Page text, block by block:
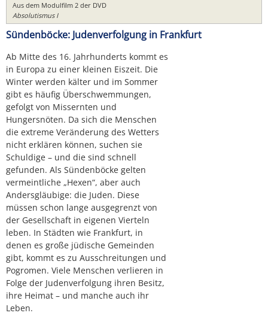
Aus dem Modulfilm 2 der DVD
Absolutismus I
Sündenböcke: Judenverfolgung in Frankfurt
Ab Mitte des 16. Jahrhunderts kommt es
in Europa zu einer kleinen Eiszeit. Die
Winter werden kälter und im Sommer
gibt es häufig Überschwemmungen,
gefolgt von Missernten und
Hungersnöten. Da sich die Menschen
die extreme Veränderung des Wetters
nicht erklären können, suchen sie
Schuldige – und die sind schnell
gefunden. Als Sündenböcke gelten
vermeintliche „Hexen“, aber auch
Andersgläubige: die Juden. Diese
müssen schon lange ausgegrenzt von
der Gesellschaft in eigenen Vierteln
leben. In Städten wie Frankfurt, in
denen es große jüdische Gemeinden
gibt, kommt es zu Ausschreitungen und
Pogromen. Viele Menschen verlieren in
Folge der Judenverfolgung ihren Besitz,
ihre Heimat – und manche auch ihr
Leben.